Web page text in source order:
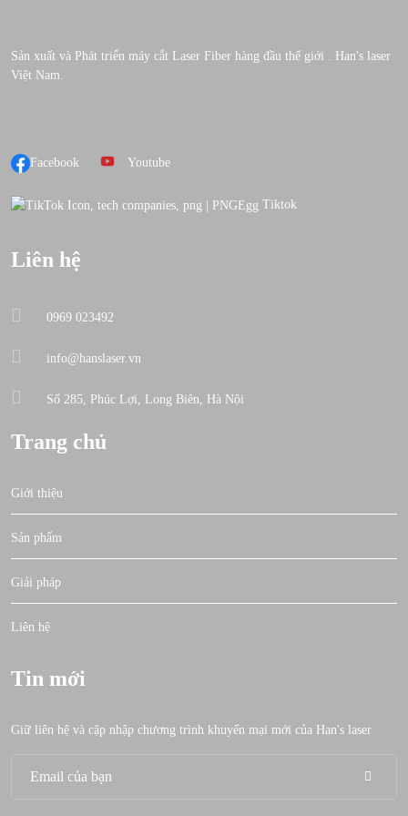
Sản xuất và Phát triển máy cắt Laser Fiber hàng đầu thế giới . Han's laser
Việt Nam.
Facebook Youtube
Tiktok
Liên hệ
0969 023492
info@hanslaser.vn
Số 285, Phúc Lợi, Long Biên, Hà Nội
Trang chủ
Giới thiệu
Sản phẩm
Giải pháp
Liên hệ
Tin mới
Giữ liên hệ và cập nhập chương trình khuyến mại mới của Han's laser